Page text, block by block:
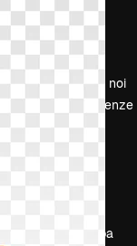
Chi siamo
Lavora con noi
Cerca tendenze
Blog
Sala stampa